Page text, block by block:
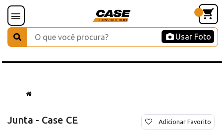
Usar Foto
Junta - Case CE Adicionar Favorito